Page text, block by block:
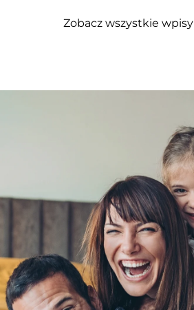
Zobacz wszystkie wpisy